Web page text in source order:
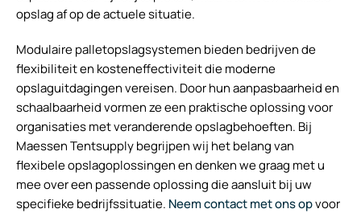
opslag af op de actuele situatie.
Modulaire palletopslagsystemen bieden bedrijven de
flexibiliteit en kosteneffectiviteit die moderne
opslaguitdagingen vereisen. Door hun aanpasbaarheid en
schaalbaarheid vormen ze een praktische oplossing voor
organisaties met veranderende opslagbehoeften. Bij
Maessen Tentsupply begrijpen wij het belang van
flexibele opslagoplossingen en denken we graag met u
mee over een passende oplossing die aansluit bij uw
specifieke bedrijfssituatie. Neem contact met ons opvoor